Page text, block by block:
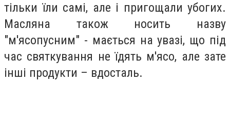
тільки їли самі, але і пригощали убогих.
Масляна також носить назву
"м'ясопусним" - мається на увазі, що під
час святкування не їдять м'ясо, але зате
інші продукти – вдосталь.